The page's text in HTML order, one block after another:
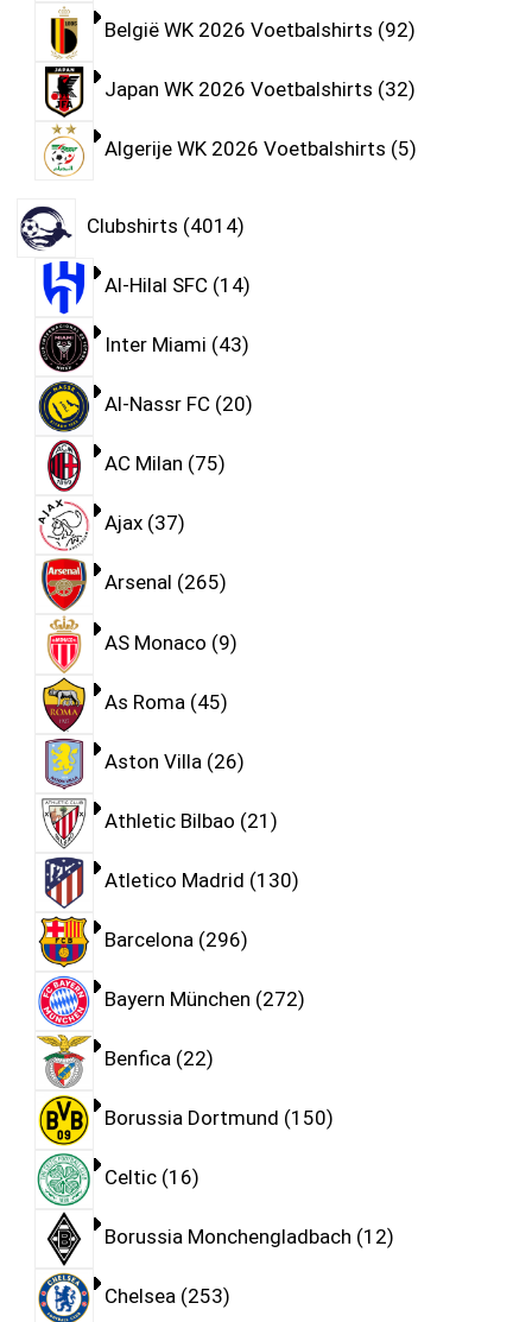
België WK 2026 Voetbalshirts 92
Japan WK 2026 Voetbalshirts 32
Algerije WK 2026 Voetbalshirts 5
Clubshirts 4014
Al-Hilal SFC 14
Inter Miami 43
Al-Nassr FC 20
AC Milan 75
Ajax 37
Arsenal 265
AS Monaco 9
As Roma 45
Aston Villa 26
Athletic Bilbao 21
Atletico Madrid 130
Barcelona 296
Bayern München 272
Benfica 22
Borussia Dortmund 150
Celtic 16
Borussia Monchengladbach 12
Chelsea 253